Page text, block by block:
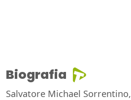
Biografia
Salvatore Michael